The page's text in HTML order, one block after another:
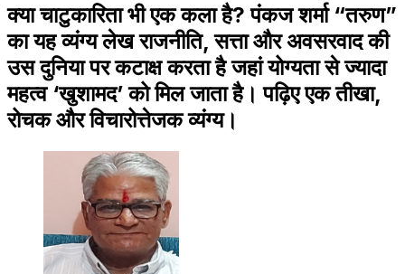
क्या चाटुकारिता भी एक कला है? पंकज शर्मा “तरुण”
का यह व्यंग्य लेख राजनीति, सत्ता और अवसरवाद की
उस दुनिया पर कटाक्ष करता है जहां योग्यता से ज्यादा
महत्व ‘खुशामद’ को मिल जाता है। पढ़िए एक तीखा,
रोचक और विचारोत्तेजक व्यंग्य।